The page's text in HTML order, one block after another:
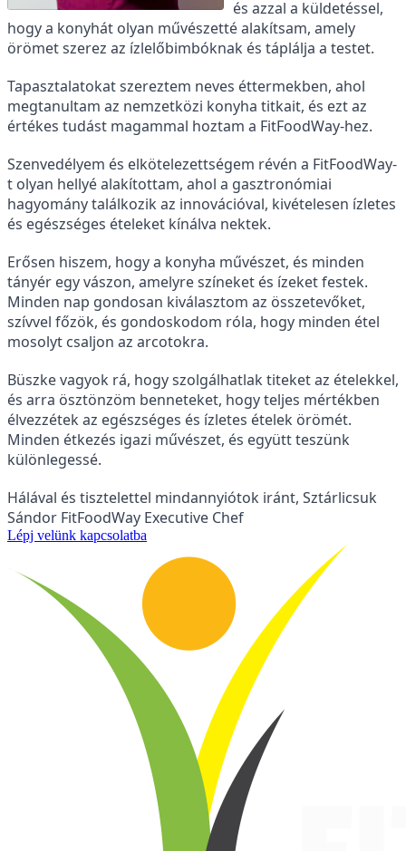
és azzal a küldetéssel,
hogy a konyhát olyan művészetté alakítsam, amely
örömet szerez az ízlelőbimbóknak és táplálja a testet.
Tapasztalatokat szereztem neves éttermekben, ahol
megtanultam az nemzetközi konyha titkait, és ezt az
értékes tudást magammal hoztam a FitFoodWay-hez.
Szenvedélyem és elkötelezettségem révén a FitFoodWay-
t olyan hellyé alakítottam, ahol a gasztronómiai
hagyomány találkozik az innovációval, kivételesen ízletes
és egészséges ételeket kínálva nektek.
Erősen hiszem, hogy a konyha művészet, és minden
tányér egy vászon, amelyre színeket és ízeket festek.
Minden nap gondosan kiválasztom az összetevőket,
szívvel főzök, és gondoskodom róla, hogy minden étel
mosolyt csaljon az arcotokra.
Büszke vagyok rá, hogy szolgálhatlak titeket az ételekkel,
és arra ösztönzöm benneteket, hogy teljes mértékben
élvezzétek az egészséges és ízletes ételek örömét.
Minden étkezés igazi művészet, és együtt teszünk
különlegessé.
Hálával és tisztelettel mindannyiótok iránt, Sztárlicsuk
Sándor FitFoodWay Executive Chef
Lépj velünk kapcsolatba